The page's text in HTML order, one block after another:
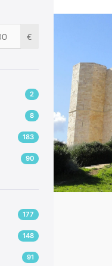
€
2
8
183
90
177
148
91